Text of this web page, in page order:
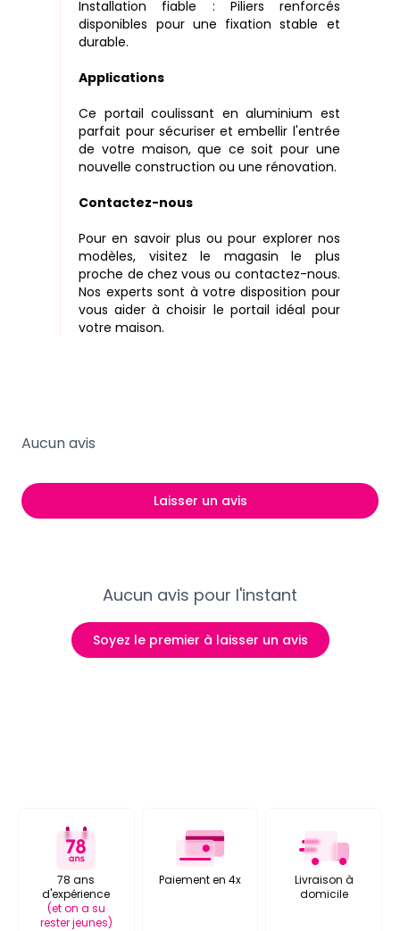
Installation fiable : Piliers renforcés
disponibles pour une fixation stable et
durable.
Applications
Ce portail coulissant en aluminium est
parfait pour sécuriser et embellir l'entrée
de votre maison, que ce soit pour une
nouvelle construction ou une rénovation.
Contactez-nous
Pour en savoir plus ou pour explorer nos
modèles, visitez le magasin le plus
proche de chez vous ou contactez-nous.
Nos experts sont à votre disposition pour
vous aider à choisir le portail idéal pour
votre maison.
Aucun avis pour l'instant
Soyez le premier à laisser un avis
Aucun avis
Laisser un avis
78 ans
d'expérience
(et on a su
rester jeunes)
Paiement en 4x
Livraison à
domicile